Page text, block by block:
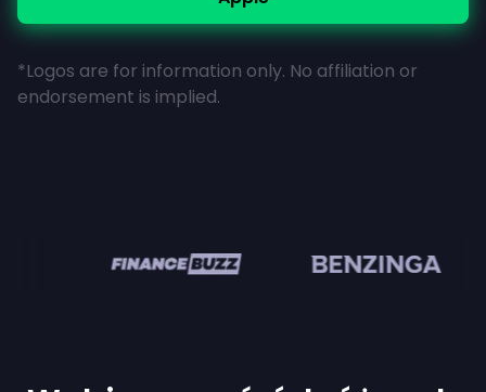
*Logos are for information only. No affiliation or
endorsement is implied.